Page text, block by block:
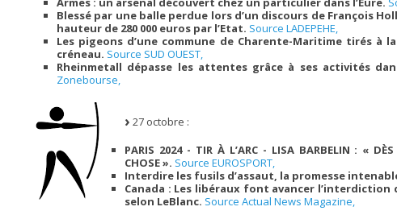
Blessé par une balle perdue lors d’un discours de François
hauteur de 280 000 euros par l’Etat. Source LADEPEHE,
Les pigeons d’une commune de Charente-Maritime tirés à
créneau. Source SUD OUEST,
Rheinmetall dépasse les attentes grâce à ses activités
Zonebourse,
27 octobre :
PARIS 2024 - TIR À L’ARC - LISA BARBELIN : « DÈS
CHOSE ». Source EUROSPORT,
Interdire les fusils d’assaut, la promesse
Canada : Les libéraux font avancer
selon LeBlanc. Source Actual News Magazine,